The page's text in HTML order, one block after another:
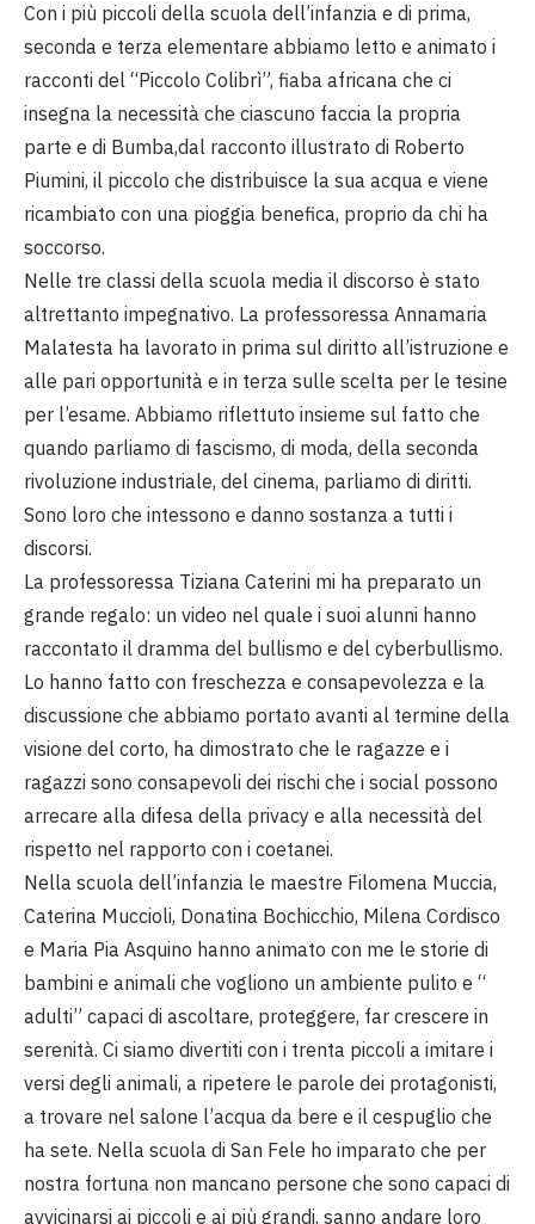
Con i più piccoli della scuola dell’infanzia e di prima,
seconda e terza elementare abbiamo letto e animato i
racconti del “Piccolo Colibrì”, fiaba africana che ci
insegna la necessità che ciascuno faccia la propria
parte e di Bumba,dal racconto illustrato di Roberto
Piumini, il piccolo che distribuisce la sua acqua e viene
ricambiato con una pioggia benefica, proprio da chi ha
soccorso.
Nelle tre classi della scuola media il discorso è stato
altrettanto impegnativo. La professoressa Annamaria
Malatesta ha lavorato in prima sul diritto all’istruzione e
alle pari opportunità e in terza sulle scelta per le tesine
per l’esame. Abbiamo riflettuto insieme sul fatto che
quando parliamo di fascismo, di moda, della seconda
rivoluzione industriale, del cinema, parliamo di diritti.
Sono loro che intessono e danno sostanza a tutti i
discorsi.
La professoressa Tiziana Caterini mi ha preparato un
grande regalo: un video nel quale i suoi alunni hanno
raccontato il dramma del bullismo e del cyberbullismo.
Lo hanno fatto con freschezza e consapevolezza e la
discussione che abbiamo portato avanti al termine della
visione del corto, ha dimostrato che le ragazze e i
ragazzi sono consapevoli dei rischi che i social possono
arrecare alla difesa della privacy e alla necessità del
rispetto nel rapporto con i coetanei.
Nella scuola dell’infanzia le maestre Filomena Muccia,
Caterina Muccioli, Donatina Bochicchio, Milena Cordisco
e Maria Pia Asquino hanno animato con me le storie di
bambini e animali che vogliono un ambiente pulito e “
adulti” capaci di ascoltare, proteggere, far crescere in
serenità. Ci siamo divertiti con i trenta piccoli a imitare i
versi degli animali, a ripetere le parole dei protagonisti,
a trovare nel salone l’acqua da bere e il cespuglio che
ha sete. Nella scuola di San Fele ho imparato che per
nostra fortuna non mancano persone che sono capaci di
avvicinarsi ai piccoli e ai più grandi, sanno andare loro